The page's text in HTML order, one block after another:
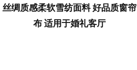
丝绸质感柔软雪纺面料 好品质窗帘
布 适用于婚礼客厅